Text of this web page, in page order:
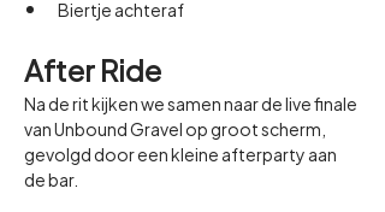
Biertje achteraf
After Ride
Na de rit kijken we samen naar de live finale
van Unbound Gravel op groot scherm,
gevolgd door een kleine afterparty aan
de bar.